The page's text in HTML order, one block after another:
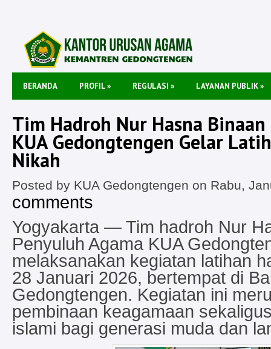
BERANDA PROFIL» REGULASI » LAYANAN PUBLIK»
Tim Hadroh Nur Hasna
KUA Gedongtengen Gelar
Nikah
Posted by KUA Gedongtengen on Rabu,
comments
Yogyakarta — Tim hadroh Nur
Penyuluh Agama KUA
melaksanakan kegiatan latihan
28 Januari 2026, bertempat di
Gedongtengen. Kegiatan ini
pembinaan keagamaan
islami bagi generasi muda dan